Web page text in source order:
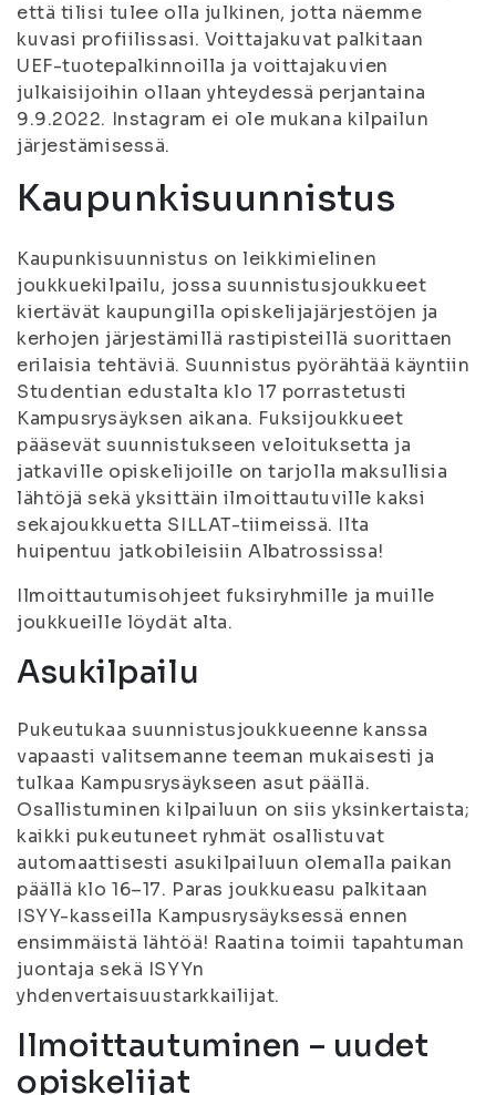
että tilisi tulee olla julkinen, jotta näemme
kuvasi profiilissasi. Voittajakuvat palkitaan
UEF-tuotepalkinnoilla ja voittajakuvien
julkaisijoihin ollaan yhteydessä perjantaina
9.9.2022. Instagram ei ole mukana kilpailun
järjestämisessä.
Kaupunkisuunnistus
Kaupunkisuunnistus on leikkimielinen
joukkuekilpailu, jossa suunnistusjoukkueet
kiertävät kaupungilla opiskelijajärjestöjen ja
kerhojen järjestämillä rastipisteillä suorittaen
erilaisia tehtäviä. Suunnistus pyörähtää käyntiin
Studentian edustalta klo 17 porrastetusti
Kampusrysäyksen aikana. Fuksijoukkueet
pääsevät suunnistukseen veloituksetta ja
jatkaville opiskelijoille on tarjolla maksullisia
lähtöjä sekä yksittäin ilmoittautuville kaksi
sekajoukkuetta SILLAT-tiimeissä. Ilta
huipentuu jatkobileisiin Albatrossissa!
Ilmoittautumisohjeet fuksiryhmille ja muille
joukkueille löydät alta.
Asukilpailu
Pukeutukaa suunnistusjoukkueenne kanssa
vapaasti valitsemanne teeman mukaisesti ja
tulkaa Kampusrysäykseen asut päällä.
Osallistuminen kilpailuun on siis yksinkertaista;
kaikki pukeutuneet ryhmät osallistuvat
automaattisesti asukilpailuun olemalla paikan
päällä klo 16–17. Paras joukkueasu palkitaan
ISYY-kasseilla Kampusrysäyksessä ennen
ensimmäistä lähtöä! Raatina toimii tapahtuman
juontaja sekä ISYYn
yhdenvertaisuustarkkailijat.
Ilmoittautuminen – uudet
opiskelijat